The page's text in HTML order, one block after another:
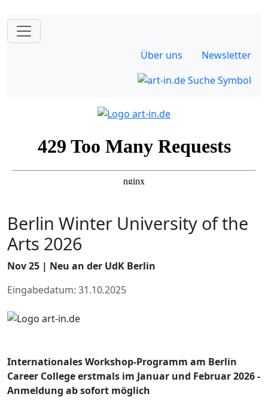
Über uns Newsletter
Berlin Winter University of the
Arts 2026
Nov 25 | Neu an der UdK Berlin
Eingabedatum: 31.10.2025
Internationales Workshop-Programm am Berlin
Career College erstmals im Januar und Februar 2026 -
Anmeldung ab sofort möglich